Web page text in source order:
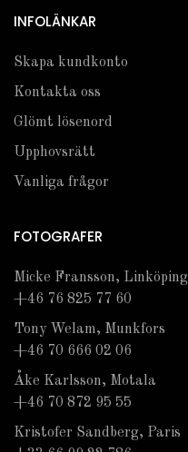
INFOLÄNKAR
Skapa kundkonto
Kontakta oss
Glömt lösenord
Upphovsrätt
Vanliga frågor
FOTOGRAFER
Micke Fransson, Linköping
+46 76 825 77 60
Tony Welam, Munkfors
+46 70 666 02 06
Åke Karlsson, Motala
+46 70 872 95 55
Kristofer Sandberg, Paris